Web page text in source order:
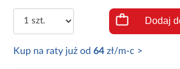
Dodaj
Kup na raty już od64 zł/m-c >